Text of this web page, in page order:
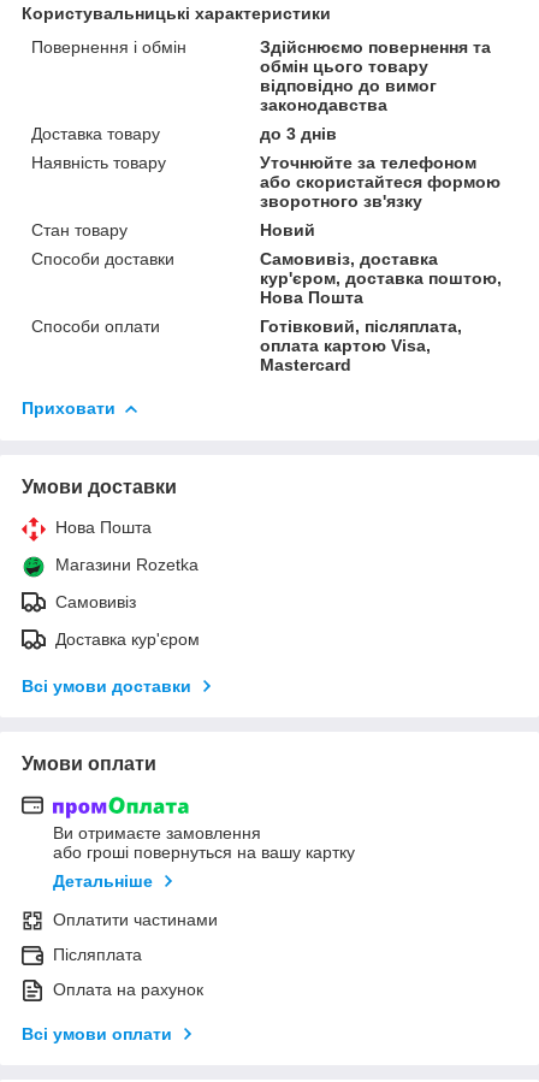
Користувальницькі характеристики
Повернення і обмін
Здійснюємо повернення та
обмін цього товару
відповідно до вимог
законодавства
Доставка товару
до 3 днів
Наявність товару
Уточнюйте за телефоном
або скористайтеся формою
зворотного зв'язку
Стан товару
Новий
Способи доставки
Самовивіз, доставка
кур'єром, доставка поштою,
Нова Пошта
Способи оплати
Готівковий, післяплата,
оплата картою Visa,
Mastercard
Приховати
Умови доставки
Нова Пошта
Магазини Rozetka
Самовивіз
Доставка кур'єром
Всі умови доставки
Умови оплати
Ви отримаєте замовлення
або гроші повернуться на вашу картку
Детальніше
Оплатити частинами
Післяплата
Оплата на рахунок
Всі умови оплати